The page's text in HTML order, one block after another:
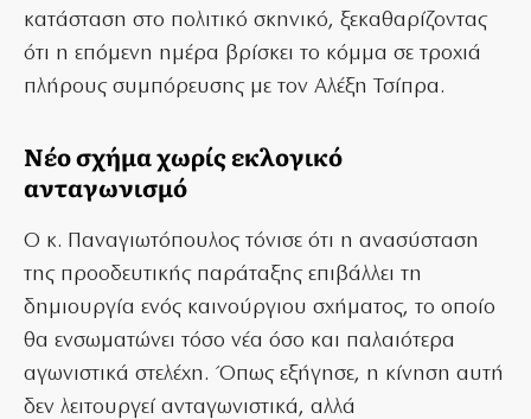
κατάσταση στο πολιτικό σκηνικό, ξεκαθαρίζοντας
ότι η επόμενη ημέρα βρίσκει το κόμμα σε τροχιά
πλήρους συμπόρευσης με τον Αλέξη Τσίπρα.
Νέο σχήμα χωρίς εκλογικό
ανταγωνισμό
Ο κ. Παναγιωτόπουλος τόνισε ότι η ανασύσταση
της προοδευτικής παράταξης επιβάλλει τη
δημιουργία ενός καινούργιου σχήματος, το οποίο
θα ενσωματώνει τόσο νέα όσο και παλαιότερα
αγωνιστικά στελέχη. Όπως εξήγησε, η κίνηση αυτή
δεν λειτουργεί ανταγωνιστικά, αλλά